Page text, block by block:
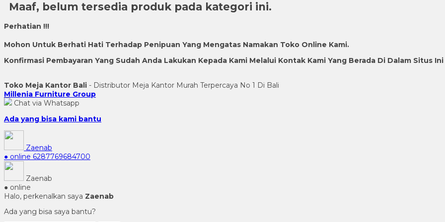
Maaf, belum tersedia produk pada kategori ini.
Perhatian !!!
Mohon Untuk Berhati Hati Terhadap Penipuan Yang Mengatas Namakan Toko Online Kami.
Konfirmasi Pembayaran Yang Sudah Anda Lakukan Kepada Kami Melalui Kontak Kami Yang Berada Di Dalam Situs Ini
Toko Meja Kantor Bali - Distributor Meja Kantor Murah Terpercaya No 1 Di Bali
Millenia Furniture Group
Chat via Whatsapp
Ada yang bisa kami bantu
Zaenab
● online 6287769684700
Zaenab
● online
Halo, perkenalkan saya Zaenab
Ada yang bisa saya bantu?